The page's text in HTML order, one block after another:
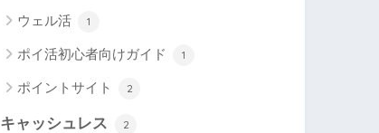
ウェル活 1
ポイ活初心者向けガイド 1
ポイントサイト 2
キャッシュレス 2